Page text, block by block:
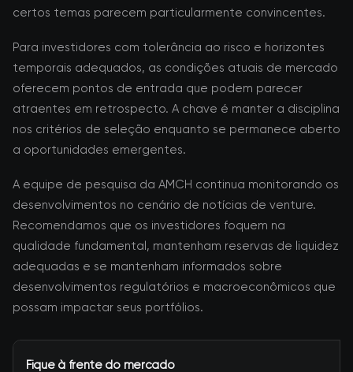
certos temas parecem particularmente convincentes.
Para investidores com tolerância ao risco e horizontes
temporais adequados, as condições atuais de mercado
oferecem pontos de entrada que podem parecer
atraentes em retrospecto. A chave é manter a disciplina
nos critérios de seleção enquanto se permanece aberto
a oportunidades emergentes.
A equipe de pesquisa da AMCH continua monitorando os
desenvolvimentos no cenário de notícias de venture.
Recomendamos que os investidores foquem na
qualidade fundamental, mantenham reservas de liquidez
adequadas e se mantenham informados sobre
desenvolvimentos regulatórios e macroeconômicos que
possam impactar seus portfólios.
Fique à frente do mercado